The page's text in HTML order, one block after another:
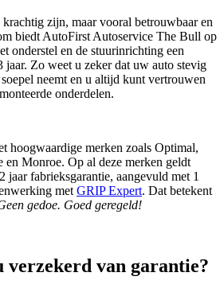
zijn, maar vooral betrouwbaar en
biedt AutoFirst Autoservice The Bull op
onderstel en de stuurinrichting een
jaar. Zo weet u zeker dat uw auto stevig
neemt en u altijd kunt vertrouwen
onderdelen.
hoogwaardige merken zoals Optimal,
en Monroe. Op al deze merken geldt
jaar fabrieksgarantie, aangevuld met 1
metGRIP Expert. Dat betekent
gedoe. Goed geregeld!
verzekerd van garantie?